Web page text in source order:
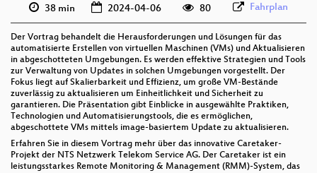
38 min 2024-04-06 80 Fahrplan
Der Vortrag behandelt die Herausforderungen und Lösungen für das
automatisierte Erstellen von virtuellen Maschinen (VMs) und Aktualisieren
in abgeschotteten Umgebungen. Es werden effektive Strategien und Tools
zur Verwaltung von Updates in solchen Umgebungen vorgestellt. Der
Fokus liegt auf Skalierbarkeit und Effizienz, um große VM-Bestände
zuverlässig zu aktualisieren um Einheitlichkeit und Sicherheit zu
garantieren. Die Präsentation gibt Einblicke in ausgewählte Praktiken,
Technologien und Automatisierungstools, die es ermöglichen,
abgeschottete VMs mittels image-basiertem Update zu aktualisieren.
Erfahren Sie in diesem Vortrag mehr über das innovative Caretaker-
Projekt der NTS Netzwerk Telekom Service AG. Der Caretaker ist ein
leistungsstarkes Remote Monitoring & Management (RMM)-System, das